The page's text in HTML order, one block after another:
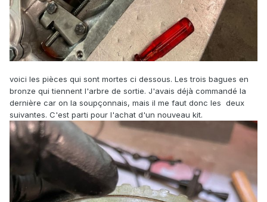
voici les pièces qui sont mortes ci dessous. Les trois bagues en
bronze qui tiennent l'arbre de sortie. J'avais déjà commandé la
dernière car on la soupçonnais, mais il me faut donc les deux
suivantes. C'est parti pour l'achat d'un nouveau kit.